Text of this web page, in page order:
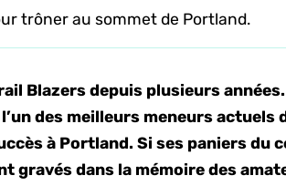
trôner au sommet de Portland.
Blazers depuis plusieurs années.
des meilleurs meneurs actuels
à Portland. Si ses paniers du
gravés dans la mémoire des